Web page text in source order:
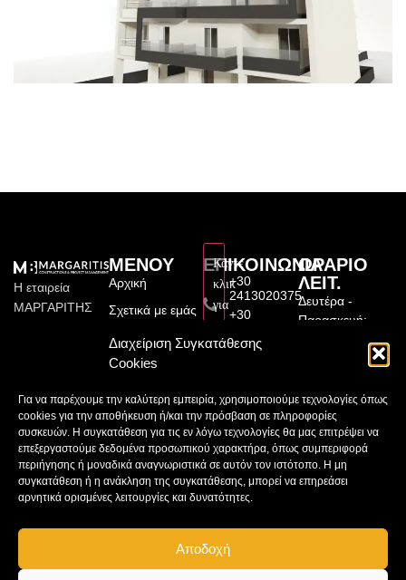
Διαχείριση Συγκατάθεσης
Cookies
Για να παρέχουμε την καλύτερη εμπειρία, χρησιμοποιούμε τεχνολογίες όπως
cookies για την αποθήκευση ή/και την πρόσβαση σε πληροφορίες
συσκευών. Η συγκατάθεση για τις εν λόγω τεχνολογίες θα μας επιτρέψει να
επεξεργαστούμε δεδομένα προσωπικού χαρακτήρα, όπως συμπεριφορά
περιήγησης ή μοναδικά αναγνωριστικά σε αυτόν τον ιστότοπο. Η μη
συγκατάθεση ή η ανάκληση της συγκατάθεσης, μπορεί να επηρεάσει
αρνητικά ορισμένες λειτουργίες και δυνατότητες.
Αποδοχή
Η εταιρεία
ΜΑΡΓΑΡΙΤΗΣ
Πολιτικό
Μηχανικό
Βασίλειο
Μαργαρίτη,
απόφοιτο της
Πολυτεχνικής
Σχολής του
Θεσσαλίας.
ΜΕΝΟΥ
Αρχική
Σχετικά με εμάς
Υπηρεσίες
Έργα
Συνεργάτες
Επικοινωνία
ΕΠΙΚΟΙΝΩΝΙΑ
+30
2413020375
+30
margaritisete@gmail.com
Κάντε
κλικ
για
αποδεχτείτε
προώθησης
και
να
ενεργοποιήσετε
αυτό
Αλεξάνδρου
31, 41222,
Λάρισα
Μαργαρίτης
Κατασκευαστική
E.Ε.
Vasilis
ΩΡΑΡΙΟ
ΛΕΙΤ.
Δευτέρα -
Παρασκευή:
9:00π.μ.–
3:00μ.μ
Κυριακή:
Κλειστά